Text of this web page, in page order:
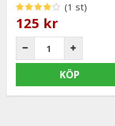
(1 st)
125 kr
KÖP